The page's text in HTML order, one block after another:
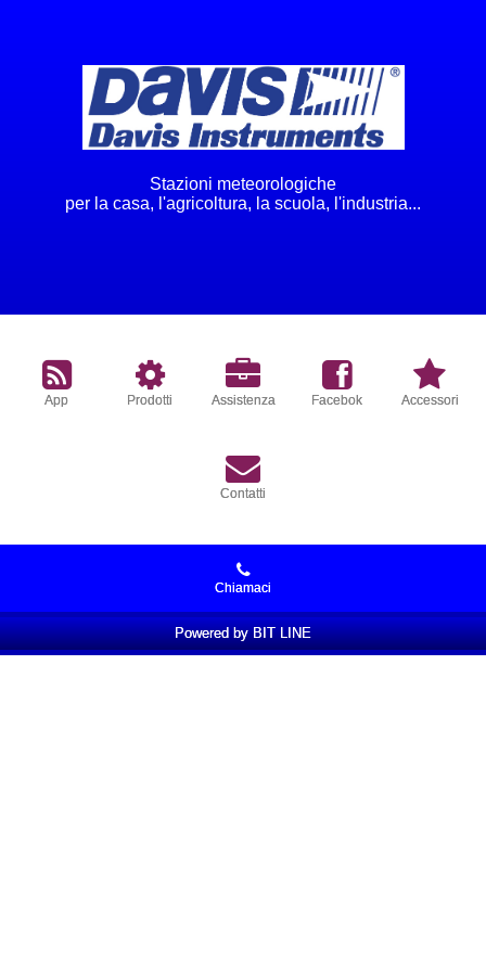
Stazioni meteorologiche
per la casa, l'agricoltura, la scuola, l'industria...
App Prodotti Assistenza Facebok Accessori
Contatti
Chiamaci
Powered by BIT LINE